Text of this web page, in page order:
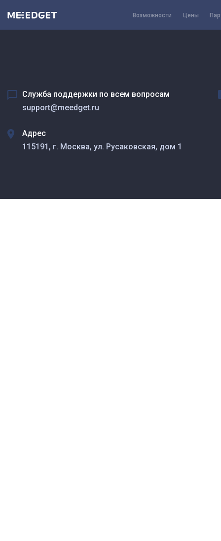
Возможности Цены
Служба поддержки по всем вопросам
support@meedget.ru
Адрес
115191, г. Москва, ул. Русаковская, дом 1